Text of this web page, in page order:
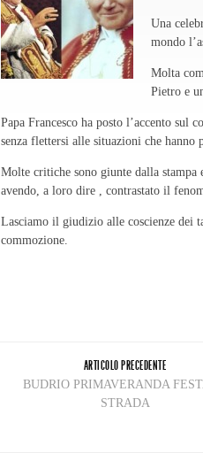
Una
mondo
Molta
Pietro e
Papa Francesco ha posto l’accento sul
senza flettersi alle situazioni che
Molte critiche sono giunte dalla
avendo, a loro dire , contrastato il
Lasciamo il giudizio alle coscienze dei
commozione.
ARTICOLO PRECEDENTE
BUDRIO PRIMAVERANDA
STRADA